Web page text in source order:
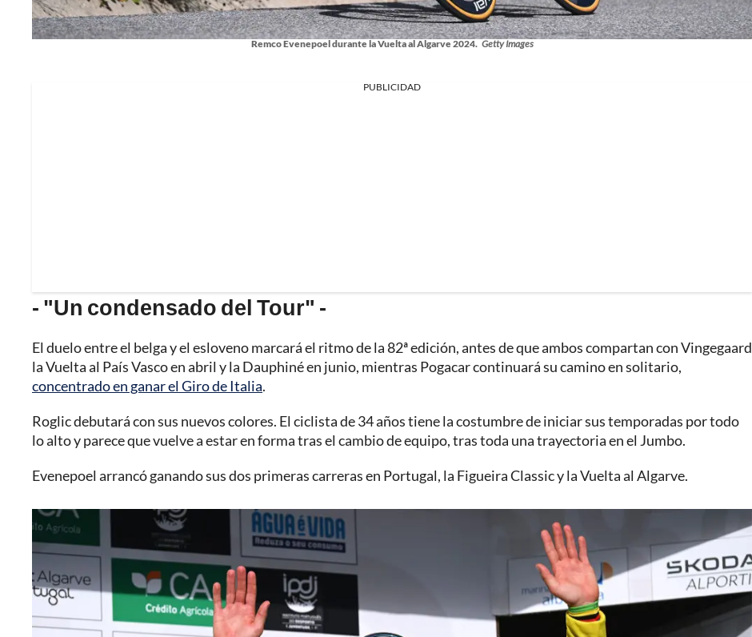
Remco Evenepoel durante la Vuelta al Algarve 2024. Getty Images
PUBLICIDAD
- "Un condensado del Tour" -
El duelo entre el belga y el esloveno marcará el ritmo de la 82ª edición, antes de que ambos compartan con Vingegaard
la Vuelta al País Vasco en abril y la Dauphiné en junio, mientras Pogacar continuará su camino en solitario,
concentrado en ganar el Giro de Italia.
Roglic debutará con sus nuevos colores. El ciclista de 34 años tiene la costumbre de iniciar sus temporadas por todo
lo alto y parece que vuelve a estar en forma tras el cambio de equipo, tras toda una trayectoria en el Jumbo.
Evenepoel arrancó ganando sus dos primeras carreras en Portugal, la Figueira Classic y la Vuelta al Algarve.